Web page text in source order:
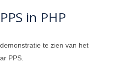
in PHP
te zien van het
PPS.